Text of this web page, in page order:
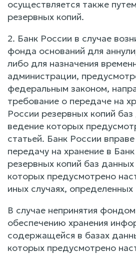
осуществляется также
резервных копий.
2. Банк России в случае
фонда оснований для
либо для назначения
администрации,
федеральным законом,
требование о передаче на
России резервных копий
ведение которых
статьей. Банк России
передачу на хранение в
резервных копий баз
которых предусмотрено
иных случаях,
В случае непринятия
обеспечению хранения
содержащейся в базах
которых предусмотрено